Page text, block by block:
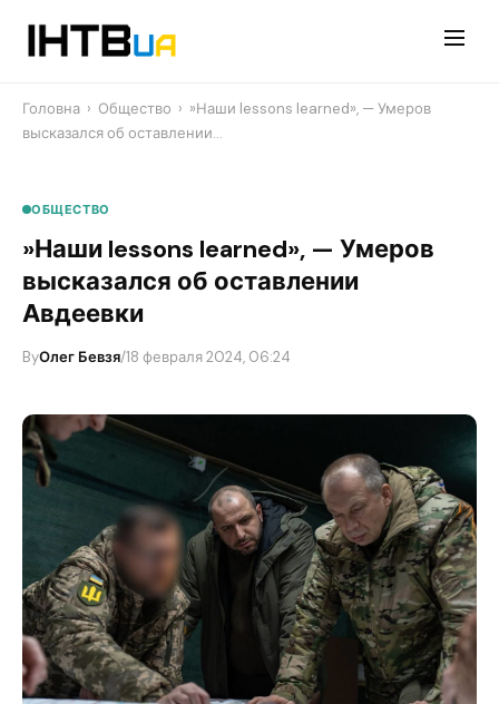
Головна › Общество › ​»Наши lessons learned», — Умеров
высказался об оставлении…
ОБЩЕСТВО
​»Наши lessons learned», — Умеров
высказался об оставлении
Авдеевки
ByОлег Бевзя/18 февраля 2024, 06:24